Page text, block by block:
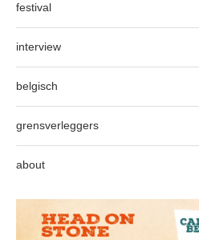
festival
interview
belgisch
grensverleggers
about